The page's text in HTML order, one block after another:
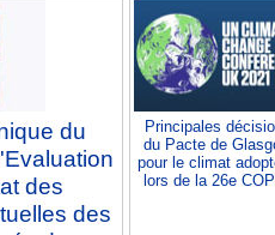
du
des
des
Principales
du Pacte de
pour le climat
lors de la 26e